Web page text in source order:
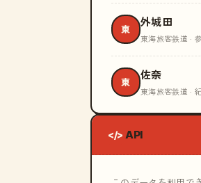
東
外城田
東海旅客鉄道 ·
東
佐奈
東海旅客鉄道 ·
</> API